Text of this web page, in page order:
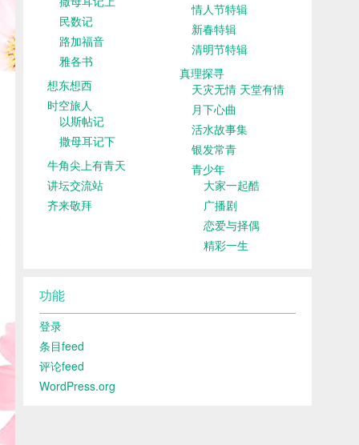
民数记
路加福音
雅各书
想东想西
时空旅人
以斯帖记
撒母耳记下
牛角尖上有青天
讲坛交流站
齐来敬拜
情人节特辑
新春特辑
清明节特辑
真理探寻
天灾无情 天堂有情
月下心曲
活水故事集
银发常青
青少年
大家一起酷
广播剧
恋爱与择偶
精彩一生
功能
登录
条目feed
评论feed
WordPress.org